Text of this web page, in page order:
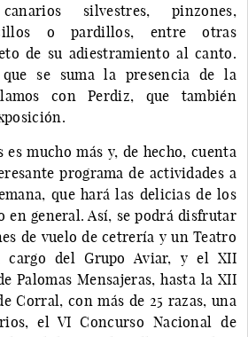
silvestres, pinzones,
o pardillos, entre otras
de su adiestramiento al canto.
se suma la presencia de la
con Perdiz, que también
es mucho más y, de hecho, cuenta
programa de actividades a
que hará las delicias de los
en general. Así, se podrá disfrutar
de vuelo de cetrería y un Teatro
cargo del Grupo Aviar, y el XII
Palomas Mensajeras, hasta la XII
Corral, con más de 25 razas, una
el VI Concurso Nacional de